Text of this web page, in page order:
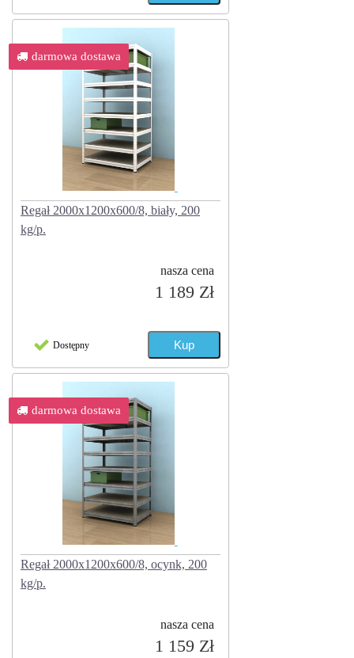
Regał 2000x1200x600/8, biały, 200
kg/p.
nasza cena
1 189 Zł
Dostępny
darmowa dostawa
Regał 2000x1200x600/8, ocynk, 200
kg/p.
nasza cena
1 159 Zł
darmowa dostawa